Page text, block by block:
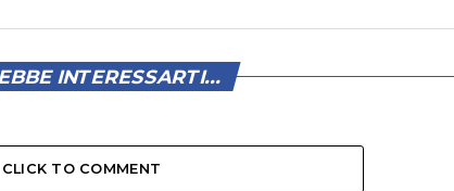
INTERESSARTI...
CLICK TO COMMENT